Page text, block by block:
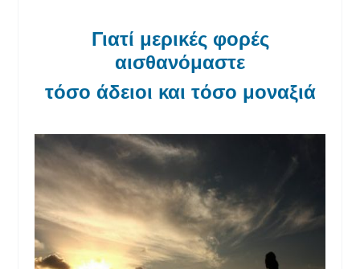
Γιατί μερικές φορές
αισθανόμαστε
τόσο άδειοι και τόσο μοναξιά